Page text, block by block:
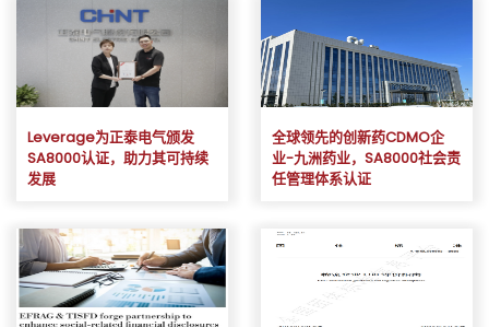
Leverage为正泰电气颁发
SA8000认证，助力其可持续
发展
全球领先的创新药CDMO企
业-九洲药业，SA8000社会责
任管理体系认证